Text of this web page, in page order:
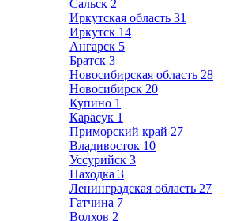
Сальск 2
Иркутская область 31
Иркутск 14
Ангарск 5
Братск 3
Новосибирская область 28
Новосибирск 20
Купино 1
Карасук 1
Приморский край 27
Владивосток 10
Уссурийск 3
Находка 3
Ленинградская область 27
Гатчина 7
Волхов 2